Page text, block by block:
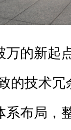
的新起点
的技术
系布局，